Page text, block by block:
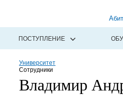
ПОСТУПЛЕНИЕ
Университет
Сотрудники
Владимир